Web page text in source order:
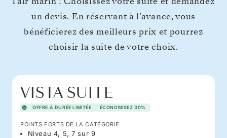
un devis. En réservant à l’avance, vous
bénéficierez des meilleurs prix et pourrez
choisir la suite de votre choix.
VISTA SUITE
OFFRE À DURÉE LIMITÉE ÉCONOMISEZ 30%
POINTS FORTS DE LA CATÉGORIE
Niveau 4, 5, 7 sur 9